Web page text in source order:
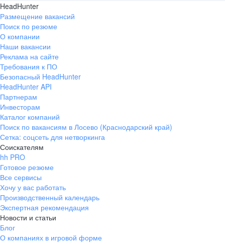
HeadHunter
Размещение вакансий
Поиск по резюме
О компании
Наши вакансии
Реклама на сайте
Требования к ПО
Безопасный HeadHunter
HeadHunter API
Партнерам
Инвесторам
Каталог компаний
Поиск по вакансиям в Лосево (Краснодарский край)
Сетка: соцсеть для нетворкинга
Соискателям
hh PRO
Готовое резюме
Все сервисы
Хочу у вас работать
Производственный календарь
Экспертная рекомендация
Новости и статьи
Блог
О компаниях в игровой форме